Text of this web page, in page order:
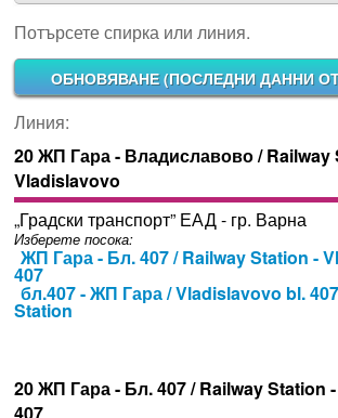
Потърсете спирка или линия.
ОБНОВЯВАНЕ (ПОСЛЕДНИ ДАННИ ОТ
Линия:
20 ЖП Гара - Владиславово / Railway
Vladislavovo
„Градски транспорт” ЕАД - гр. Варна
Изберете посока:
ЖП Гара - Бл. 407 / Railway Station -
407
бл.407 - ЖП Гара / Vladislavovo bl.
Station
20 ЖП Гара - Бл. 407 / Railway Station